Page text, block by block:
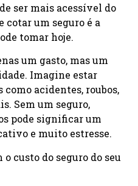
ser mais acessível do
cotar um seguro é a
tomar hoje.
um gasto, mas um
Imagine estar
acidentes, roubos,
Sem um seguro,
pode significar um
e muito estresse.
custo do seguro do seu